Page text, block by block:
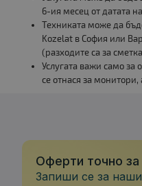
6-ия месец от датата
Техниката може да
Kozelat в София или
(разходите са за
Услугата важи само за
се отнася за
Оферти точно за
Запиши се за